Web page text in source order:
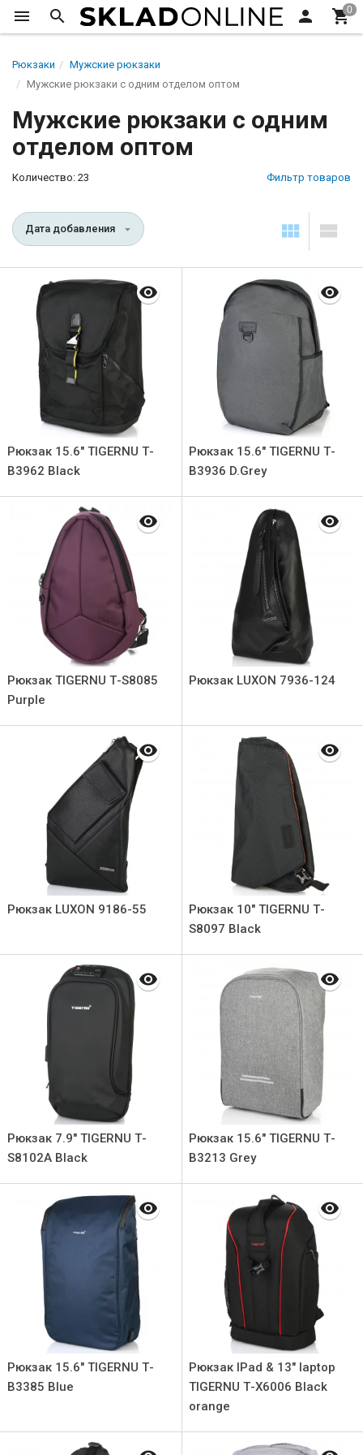
Рюкзаки
Мужские рюкзаки
Мужские рюкзаки с одним отделом оптом
Мужские рюкзаки с одним
отделом оптом
Количество: 23 Фильтр товаров
Дата добавления
Рюкзак 15.6" TIGERNU Т-
В3962 Black
Рюкзак 15.6" TIGERNU Т-
В3936 D.Grey
Рюкзак TIGERNU Т-S8085
Purple
Рюкзак LUXON 7936-124
Рюкзак LUXON 9186-55
Рюкзак 10" TIGERNU Т-
S8097 Black
Рюкзак 7.9" TIGERNU Т-
S8102А Black
Рюкзак 15.6" TIGERNU Т-
В3213 Grey
Рюкзак 15.6" TIGERNU Т-
В3385 Blue
Рюкзак IPad & 13" laptop
TIGERNU Т-X6006 Black
orange